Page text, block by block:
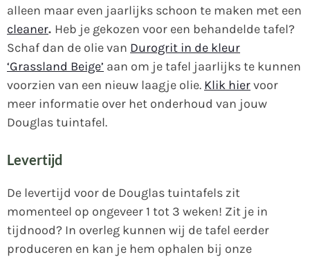
alleen maar even jaarlijks schoon te maken met een
cleaner. Heb je gekozen voor een behandelde tafel?
Schaf dan de olie van Durogrit in de kleur
‘Grassland Beige’ aan om je tafel jaarlijks te kunnen
voorzien van een nieuw laagje olie. Klik hiervoor
meer informatie over het onderhoud van jouw
Douglas tuintafel.
Levertijd
De levertijd voor de Douglas tuintafels zit
momenteel op ongeveer 1 tot 3 weken! Zit je in
tijdnood? In overleg kunnen wij de tafel eerder
produceren en kan je hem ophalen bij onze